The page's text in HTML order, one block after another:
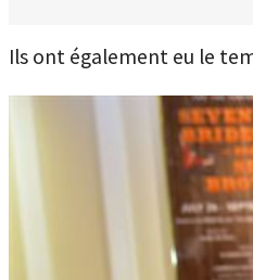
Ils ont également eu le